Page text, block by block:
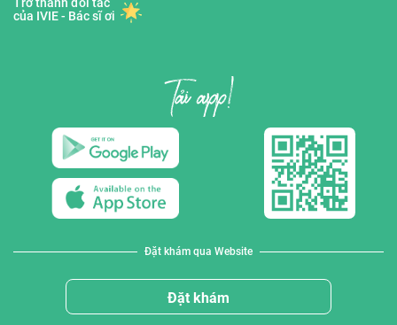
của IVIE - Bác sĩ ơi
Đặt khám qua Website
Đặt khám